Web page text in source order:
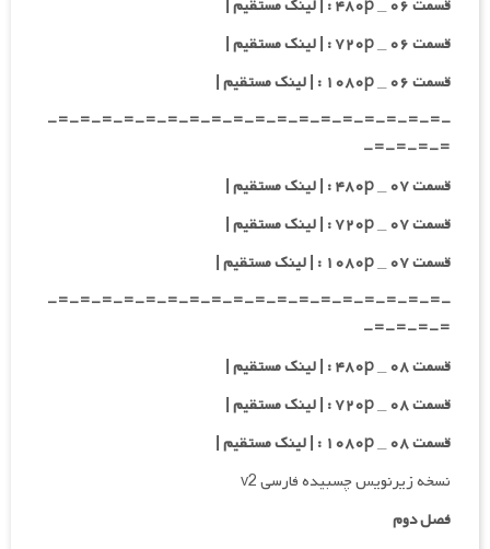
قسمت ۰۶ _ ۴۸۰p : | لینک مستقیم |
قسمت ۰۶ _ ۷۲۰p : | لینک مستقیم |
قسمت ۰۶ _ ۱۰۸۰p : | لینک مستقیم |
-=-=-=-=-=-=-=-=-=-=-=-=-=-=-=-=-=-=-
=-=-=-=-
قسمت ۰۷ _ ۴۸۰p : | لینک مستقیم |
قسمت ۰۷ _ ۷۲۰p : | لینک مستقیم |
قسمت ۰۷ _ ۱۰۸۰p : | لینک مستقیم |
-=-=-=-=-=-=-=-=-=-=-=-=-=-=-=-=-=-=-
=-=-=-=-
قسمت ۰۸ _ ۴۸۰p : | لینک مستقیم |
قسمت ۰۸ _ ۷۲۰p : | لینک مستقیم |
قسمت ۰۸ _ ۱۰۸۰p : | لینک مستقیم |
نسخه زیرنویس چسبیده فارسی v2
فصل دوم